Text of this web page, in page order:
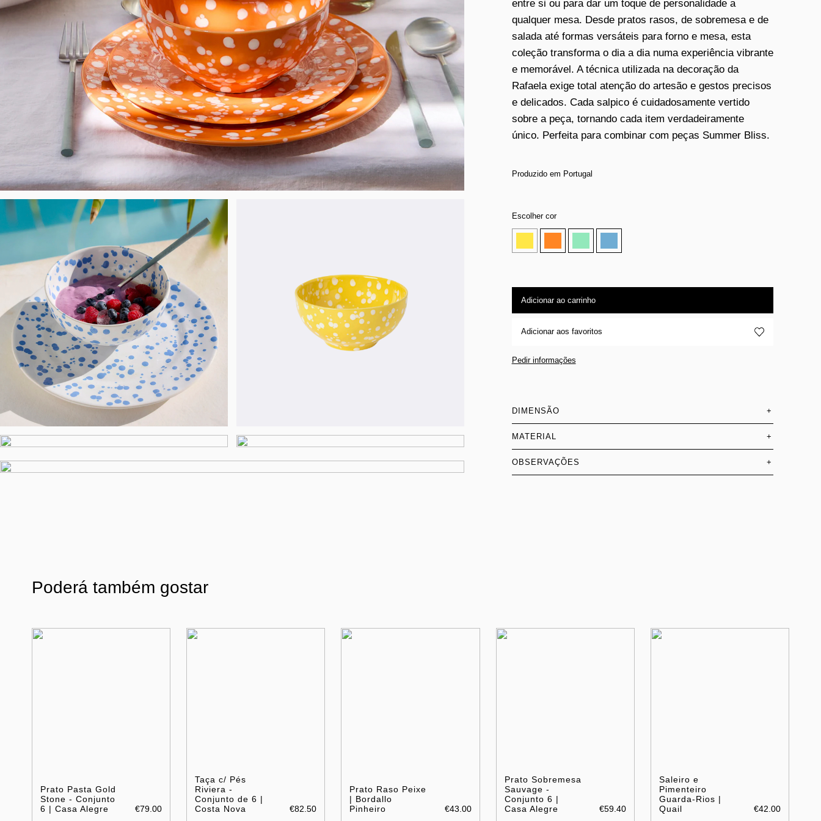
entre si ou para dar um toque de personalidade a
qualquer mesa. Desde pratos rasos, de sobremesa e de
salada até formas versáteis para forno e mesa, esta
coleção transforma o dia a dia numa experiência vibrante
e memorável. A técnica utilizada na decoração da
Rafaela exige total atenção do artesão e gestos precisos
e delicados. Cada salpico é cuidadosamente vertido
sobre a peça, tornando cada item verdadeiramente
único. Perfeita para combinar com peças Summer Bliss.
Produzido em Portugal
Escolher cor
Adicionar ao carrinho
Adicionar aos favoritos
Pedir informações
DIMENSÃO +
MATERIAL +
OBSERVAÇÕES +
Poderá também gostar
Prato Pasta Gold
Stone - Conjunto
6 | Casa Alegre
€79.00
Taça c/ Pés
Riviera -
Conjunto de 6 |
Costa Nova
€82.50
Prato Raso Peixe
| Bordallo
Pinheiro
€43.00
Prato Sobremesa
Sauvage -
Conjunto 6 |
Casa Alegre
€59.40
Saleiro e
Pimenteiro
Guarda-Rios |
Quail
€42.00